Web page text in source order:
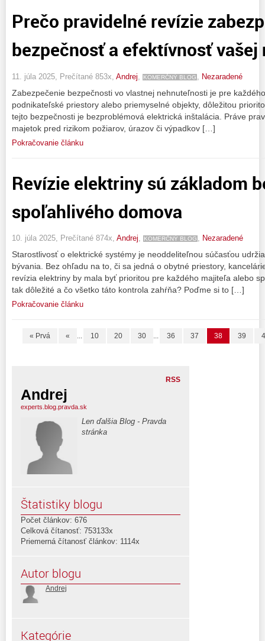
Prečo pravidelné revízie
bezpečnosť a efektívnosť
11. júla 2025, Prečítané 853x, Andrej KOMERČNÝ BLOG Nezaradené
Zabezpečenie bezpečnosti vo vlastnej nehnuteľnosti je pre
podnikateľské priestory alebo priemyselné objekty, dôležitou
tejto bezpečnosti je bezproblémová elektrická inštalácia. Práve
majetok pred rizikom požiarov, úrazov či výpadkov […]
Pokračovanie článku
Revízie elektriny sú základom
spoľahlivého domova
10. júla 2025, Prečítané 874x, Andrej, KOMERČNÝ BLOG , Nezaradené
Starostlivosť o elektrické systémy je neoddeliteľnou súčasťou
bývania. Bez ohľadu na to, či sa jedná o obytné priestory,
revízia elektriny by mala byť prioritou pre každého majiteľa alebo
tak dôležité a čo všetko táto kontrola zahŕňa? Poďme si to […]
Pokračovanie článku
« Prvá « ... 10 20 30 ... 36 37 38 39
RSS
Andrej
experts.blog.pravda.sk
Len ďalšia Blog - Pravda
stránka
Štatistiky blogu
Počet článkov: 676
Celková čítanosť: 753133x
Priemerná čítanosť článkov: 1114x
Autor blogu
Andrej
Kategórie